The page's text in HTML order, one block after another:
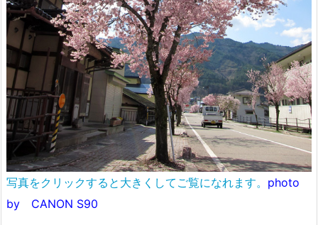
写真をクリックすると大きくしてご覧になれます。 photo
by CANON S90